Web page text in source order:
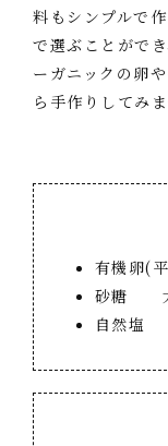
料もシンプルで
で選ぶことがで
ーガニックの卵
ら手作りしてみ
有機卵(
砂糖
自然塩